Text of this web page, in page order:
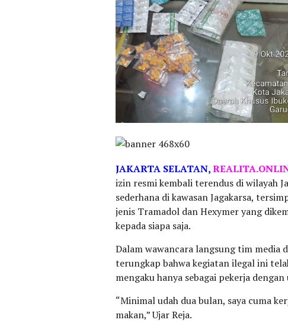
JAKARTA SELATAN,
izin resmi kembali terendus di wilayah
sederhana di kawasan Jagakarsa,
jenis Tramadol dan Hexymer yang
kepada siapa saja.
Dalam wawancara langsung tim media
terungkap bahwa kegiatan ilegal ini
mengaku hanya sebagai pekerja
“Minimal udah dua bulan, saya cuma
makan,” Ujar Reja.